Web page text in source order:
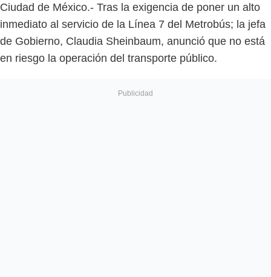
Ciudad de México.- Tras la exigencia de poner un alto
inmediato al servicio de la Línea 7 del Metrobús; la jefa
de Gobierno, Claudia Sheinbaum, anunció que no está
en riesgo la operación del transporte público.